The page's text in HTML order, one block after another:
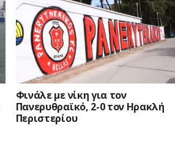
Φινάλε με νίκη για τον
Πανερυθραϊκό, 2-0 τον Ηρακλή
Περιστερίου